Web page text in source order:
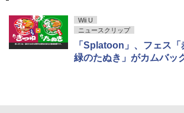
Wii U
ニュースクリップ
「Splatoon」、フェス
緑のたぬき」がカムバッ